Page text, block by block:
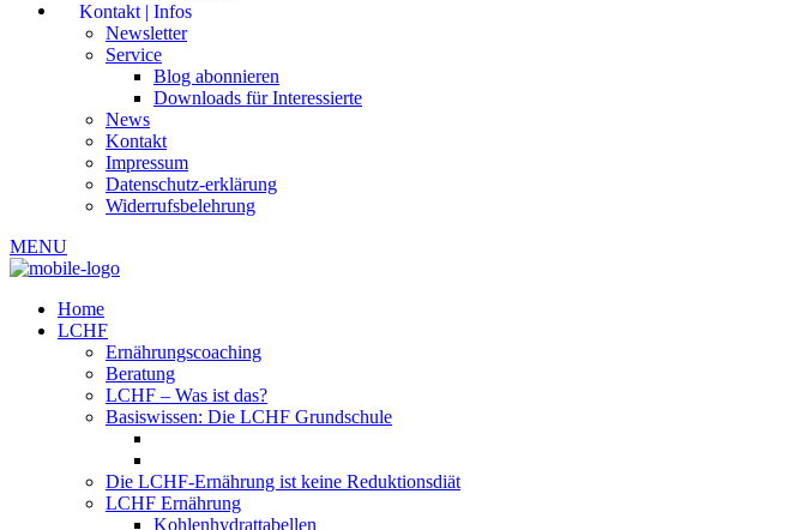
Kontakt | Infos
Newsletter
Service
Blog abonnieren
Downloads für Interessierte
News
Kontakt
Impressum
Datenschutz-erklärung
Widerrufsbelehrung
MENU
Home
LCHF
Ernährungscoaching
Beratung
LCHF – Was ist das?
Basiswissen: Die LCHF Grundschule
Die LCHF-Ernährung ist keine Reduktionsdiät
LCHF Ernährung
Kohlenhydrattabellen